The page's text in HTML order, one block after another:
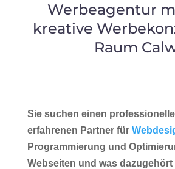
Werbeagentur
kreative
Raum
Sie suchen einen
erfahrenen Partner für
Programmierung und
Webseiten und was dazugehört